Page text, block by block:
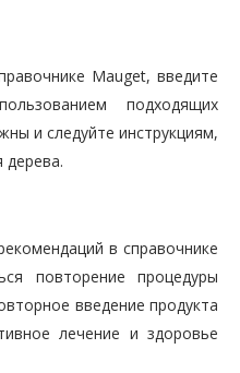
Mauget, введите
подходящих
и следуйте инструкциям,
в справочнике
повторение процедуры
введение продукта
лечение и здоровье